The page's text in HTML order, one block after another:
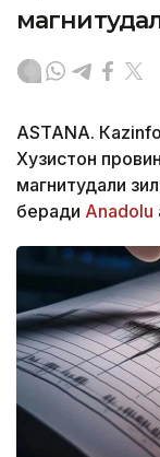
ASTANА.
Хузистон
магнитудали
беради Аnadolu